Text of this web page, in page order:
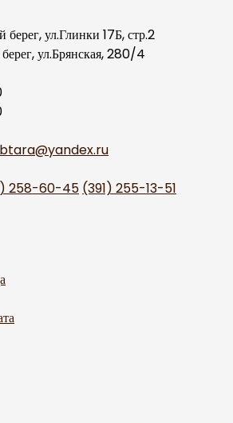
ул.Глинки 17Б, стр.2
ул.Брянская, 280/4
258-60-45 (391) 255-13-51